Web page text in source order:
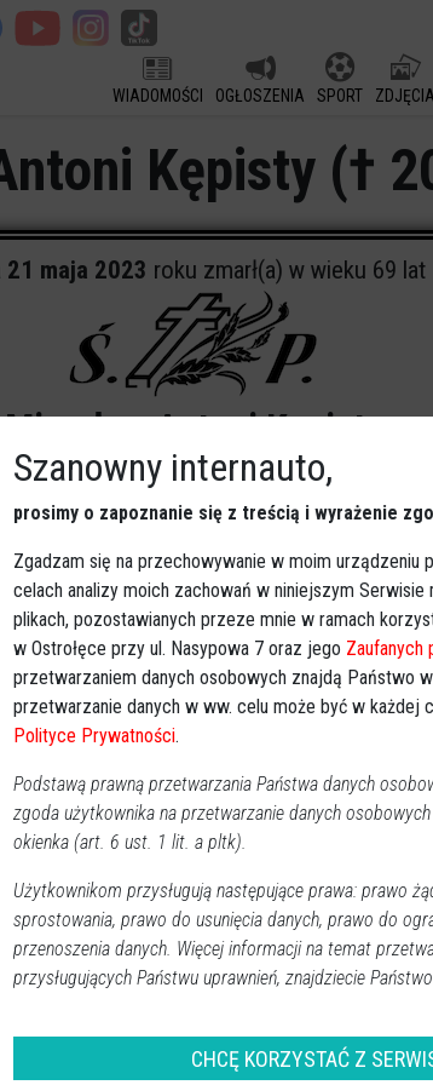
WIADOMOŚCI OGŁOSZENIA SPORT ZDJĘCIA
Kępisty (†
21 maja 2023 roku zmarł(a) w wieku 69 lat
Mirosław Antoni Kępisty
odbędzie się w dniu 2023-05-23 o godz.
Domu Pogrzebowego w Ostrołęce, ul.
parafialny w Ostrołęce, ul. Kujawska
(22.05.23) o godz.18.00, Wtorek
Pogrzebowym ul. Kujawska 13, Ostrołęka
3zapalonych świeczek
↗
Szanowny internauto,
prosimy o zapoznanie się z treścią i wyrażenie
Zgadzam się na przechowywanie w moim
celach analizy moich zachowań w niniejszym
plikach, pozostawianych przeze mnie w ramach
w Ostrołęce przy ul. Nasypowa 7 oraz jego Zaufanych
przetwarzaniem danych osobowych znajdą Państwo
przetwarzanie danych w ww. celu może być w
Polityce Prywatności.
Podstawą prawną przetwarzania Państwa danych
zgoda użytkownika na przetwarzanie danych
okienka (art. 6 ust. 1 lit. a pltk).
Użytkownikom przysługują następujące prawa: prawo
sprostowania, prawo do usunięcia danych, prawo do
przenoszenia danych. Więcej informacji na temat
przysługujących Państwu uprawnień, znajdziecie
CHCĘ KORZYSTAĆ Z